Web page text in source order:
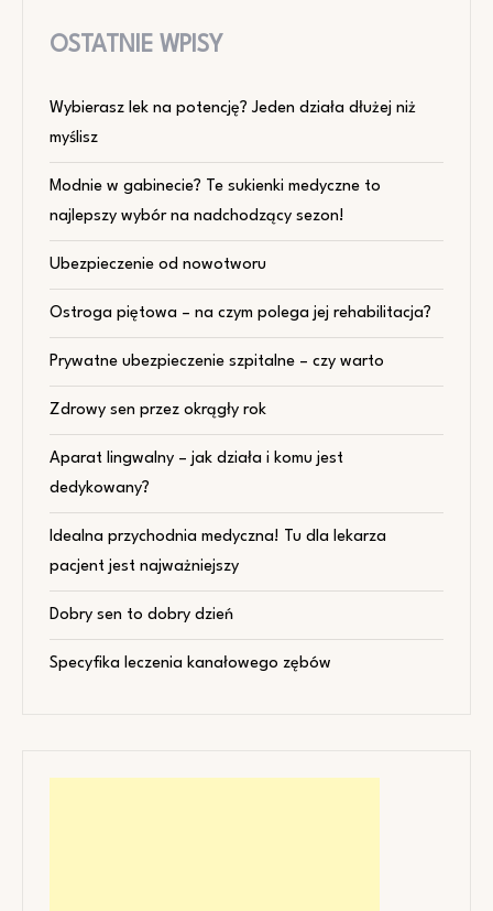
OSTATNIE WPISY
Wybierasz lek na potencję? Jeden działa dłużej niż
myślisz
Modnie w gabinecie? Te sukienki medyczne to
najlepszy wybór na nadchodzący sezon!
Ubezpieczenie od nowotworu
Ostroga piętowa – na czym polega jej rehabilitacja?
Prywatne ubezpieczenie szpitalne – czy warto
Zdrowy sen przez okrągły rok
Aparat lingwalny – jak działa i komu jest
dedykowany?
Idealna przychodnia medyczna! Tu dla lekarza
pacjent jest najważniejszy
Dobry sen to dobry dzień
Specyfika leczenia kanałowego zębów